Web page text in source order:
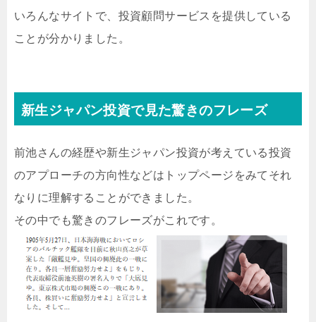
いろんなサイトで、投資顧問サービスを提供している
ことが分かりました。
新生ジャパン投資で見た驚きのフレーズ
前池さんの経歴や新生ジャパン投資が考えている投資
のアプローチの方向性などはトップページをみてそれ
なりに理解することができました。
その中でも驚きのフレーズがこれです。